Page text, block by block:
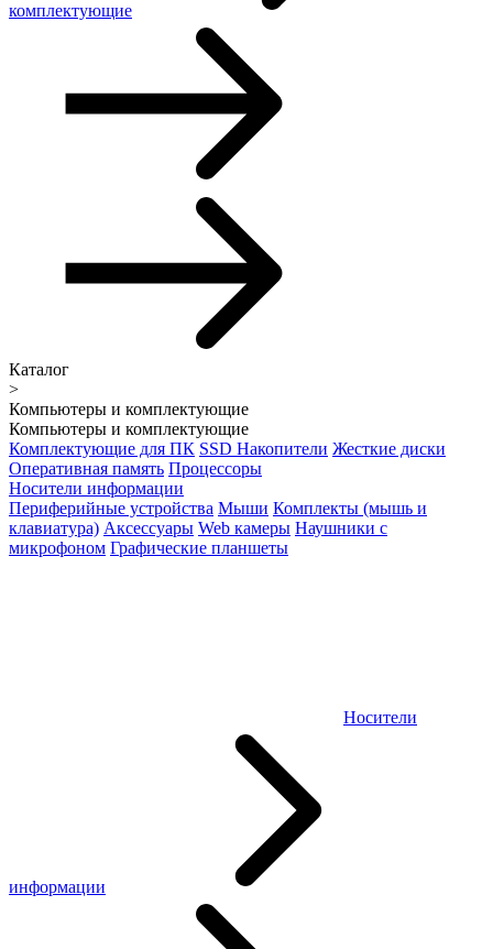
комплектующие
Каталог
>
Компьютеры и комплектующие
Компьютеры и комплектующие
Комплектующие для ПК SSD Накопители Жесткие диски
Оперативная память Процессоры
Носители информации
Периферийные устройства Мыши Комплекты (мышь и
клавиатура) Аксессуары Web камеры Наушники с
микрофоном Графические планшеты
Носители
информации